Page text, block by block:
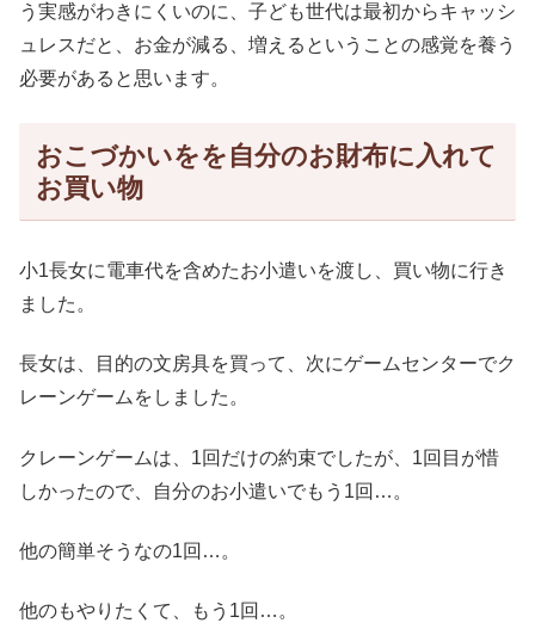
う実感がわきにくいのに、子ども世代は最初からキャッシ
ュレスだと、お金が減る、増えるということの感覚を養う
必要があると思います。
おこづかいをを自分のお財布に入れて
お買い物
小1長女に電車代を含めたお小遣いを渡し、買い物に行き
ました。
長女は、目的の文房具を買って、次にゲームセンターでク
レーンゲームをしました。
クレーンゲームは、1回だけの約束でしたが、1回目が惜
しかったので、自分のお小遣いでもう1回…。
他の簡単そうなの1回…。
他のもやりたくて、もう1回…。